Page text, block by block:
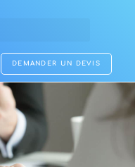
DEMANDER UN DEVIS